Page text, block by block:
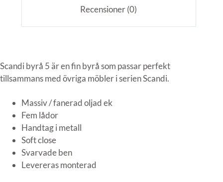
Recensioner (0)
Scandi byrå 5 är en fin byrå som passar perfekt
tillsammans med övriga möbler i serien Scandi.
Massiv / fanerad oljad ek
Fem lådor
Handtag i metall
Soft close
Svarvade ben
Levereras monterad